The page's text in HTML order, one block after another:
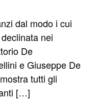
dal modo i cui
nei
De
e Giuseppe De
tutti gli
[…]